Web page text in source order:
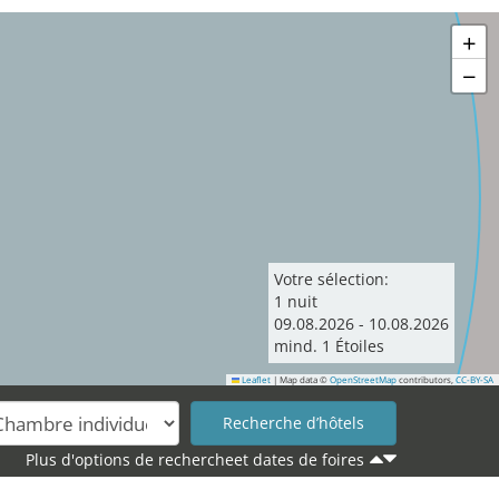
+
−
Leaflet | Map data © OpenStreetMap contributors, CC-BY-SA
Votre sélection:
1 nuit
09.08.2026 - 10.08.2026
mind. 1 Étoiles
Plus d'options de rechercheet dates de foires